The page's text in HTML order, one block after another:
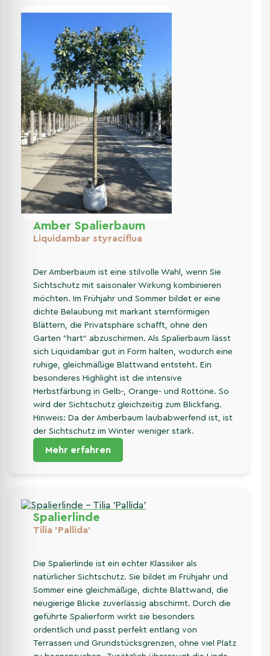
Amber Spalierbaum
Liquidambar styraciflua
Der Amberbaum ist eine stilvolle Wahl, wenn Sie
Sichtschutz mit saisonaler Wirkung kombinieren
möchten. Im Frühjahr und Sommer bildet er eine
dichte Belaubung mit markant sternförmigen
Blättern, die Privatsphäre schafft, ohne den
Garten "hart“ abzuschirmen. Als Spalierbaum lässt
sich Liquidambar gut in Form halten, wodurch eine
ruhige, gleichmäßige Blattwand entsteht. Ein
besonderes Highlight ist die intensive
Herbstfärbung in Gelb-, Orange- und Rottöne. So
wird der Sichtschutz gleichzeitig zum Blickfang.
Hinweis: Da der Amberbaum laubabwerfend ist, ist
der Sichtschutz im Winter weniger stark.
Mehr erfahren
Spalierlinde
Tilia 'Pallida'
Die Spalierlinde ist ein echter Klassiker als
natürlicher Sichtschutz. Sie bildet im Frühjahr und
Sommer eine gleichmäßige, dichte Blattwand, die
neugierige Blicke zuverlässig abschirmt. Durch die
geführte Spalierform wirkt sie besonders
ordentlich und passt perfekt entlang von
Terrassen und Grundstücksgrenzen, ohne viel Platz